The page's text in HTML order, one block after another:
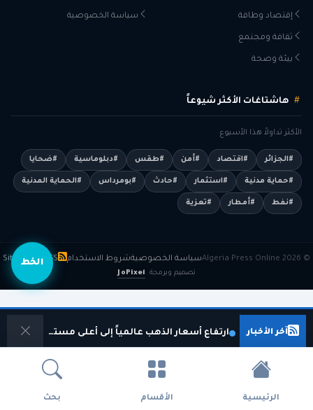
آخر الأخبار ارتفاع أسعار الذهب عالمياً إلى أعلى مستوياته في شهر
الخط
إقتصاد وطاقة
ثقافة ومجتمع
بيئة وصحة
سياسة الخصوصية
هاشتاغات الأكثر شيوعاً
الأكثر تداولاً هذا الأسبوع
#الجزائر #اقتصاد #أمن #طقس #دبلوماسية #ضحايا
#حماية مدنية #استثمار #حادث #بومرداس #الحماية المدنية
#نفط #أمطار #تعزية
© 2026 Algeria Press Online سياسة الخصوصيةشروط الاستخدام RSS
Sitemap
تصميم وبرمجة JoPixel
الرئيسية الأقسام بحث